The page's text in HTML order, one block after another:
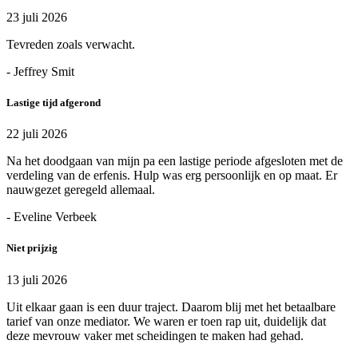
23 juli 2026
Tevreden zoals verwacht.
- Jeffrey Smit
Lastige tijd afgerond
22 juli 2026
Na het doodgaan van mijn pa een lastige periode afgesloten met de
verdeling van de erfenis. Hulp was erg persoonlijk en op maat. Er
nauwgezet geregeld allemaal.
- Eveline Verbeek
Niet prijzig
13 juli 2026
Uit elkaar gaan is een duur traject. Daarom blij met het betaalbare
tarief van onze mediator. We waren er toen rap uit, duidelijk dat
deze mevrouw vaker met scheidingen te maken had gehad.